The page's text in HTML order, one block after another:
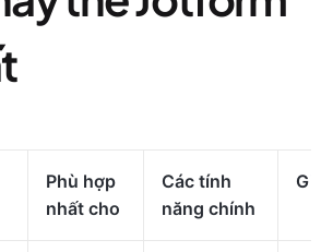
Phù hợp
nhất cho
Các tính
năng chính
Giá